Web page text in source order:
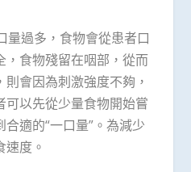
量過多，食物會從患者口
，食物殘留在咽部，從而
會因為刺激強度不夠，
以先從少量食物開始嘗
適的“一口量”。為減少
度。